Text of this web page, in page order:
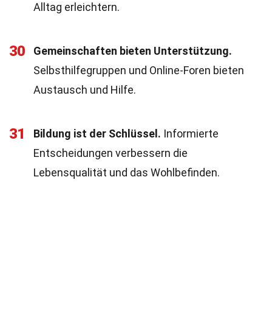
Alltag erleichtern.
30
Gemeinschaften bieten Unterstützung.
Selbsthilfegruppen und Online-Foren bieten
Austausch und Hilfe.
31 Bildung ist der Schlüssel. Informierte
Entscheidungen verbessern die
Lebensqualität und das Wohlbefinden.